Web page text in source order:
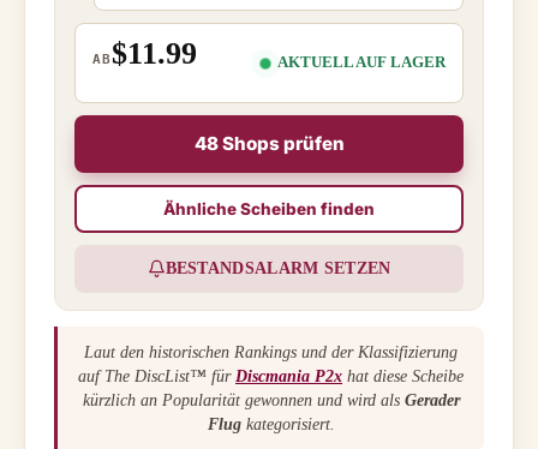
AB$11.99 AKTUELL AUF LAGER
48 Shops prüfen
Ähnliche Scheiben finden
BESTANDSALARM SETZEN
Laut den historischen Rankings und der Klassifizierung
auf The DiscList™ für Discmania P2x hat diese Scheibe
kürzlich an Popularität gewonnen und wird als Gerader
Flugkategorisiert.